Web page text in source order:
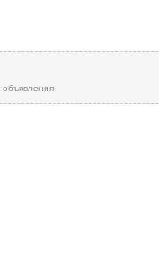
объявления